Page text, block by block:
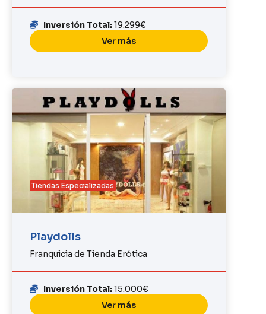
Inversión Total:19.299€
Ver más
Tiendas Especializadas
Playdolls
Franquicia de Tienda Erótica
Inversión Total:15.000€
Ver más